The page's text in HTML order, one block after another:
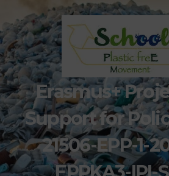
Erasmus+
Support for
21506-EPP-1-